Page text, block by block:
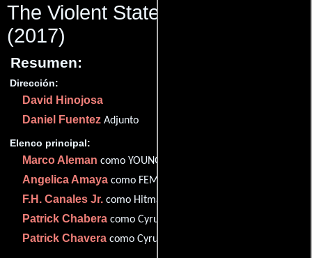
The Violent States of America
(2017)
Resumen:
Dirección:
David Hinojosa
Daniel Fuentez Adjunto
Elenco principal:
Marco Aleman como YOUNG GENESIS' DAD
Angelica Amaya como FEMALE BARTENDER
F.H. Canales Jr. como Hitman
Patrick Chabera como Cyrus
Patrick Chavera como Cyrus